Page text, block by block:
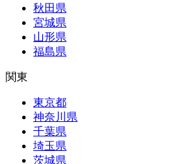
秋田県
宮城県
山形県
福島県
関東
東京都
神奈川県
千葉県
埼玉県
茨城県